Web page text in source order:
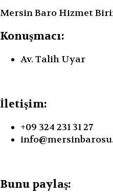
Mersin Baro Hizmet
Konuşmacı:
Av. Talih Uyar
İletişim:
+09 324 231 31 27
Bunu paylaş: